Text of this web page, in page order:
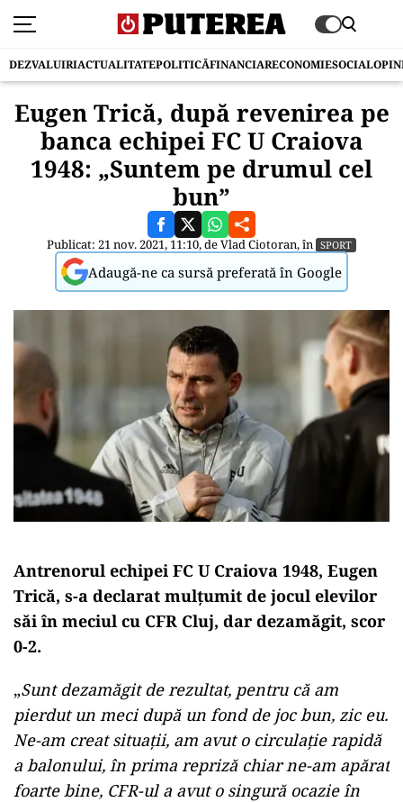
DEZVALUIRIACTUALITATEPOLITICĂFINANCIARECONOMIESOCIAL
Eugen Trică, după revenirea pe
banca echipei FC U Craiova
1948: „Suntem pe drumul cel
bun”
Publicat: 21 nov. 2021, 11:10, deVlad Ciotoran, în SPORT
Adaugă-ne ca sursă preferată în Google
Antrenorul echipei FC U Craiova 1948, Eugen
Trică, s-a declarat mulţumit de jocul elevilor
săi în meciul cu CFR Cluj, dar dezamăgit, scor
0-2.
„Sunt dezamăgit de rezultat, pentru că am
pierdut un meci după un fond de joc bun, zic eu.
Ne-am creat situaţii, am avut o circulaţie rapidă
a balonului, în prima repriză chiar ne-am apărat
foarte bine, CFR-ul a avut o singură ocazie în